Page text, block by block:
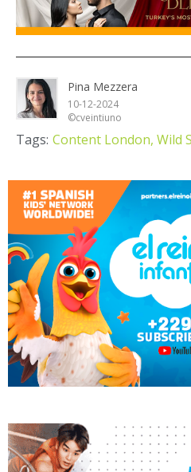
Pina Mezzera
10-12-2024
©cveintiuno
Tags: Content London, Wild